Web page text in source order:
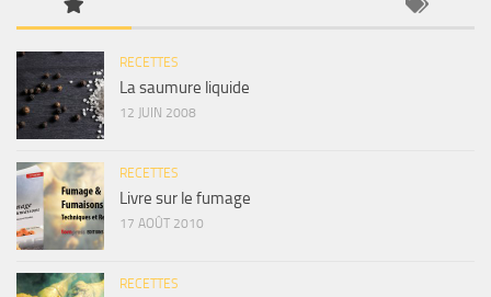
RECETTES
La saumure liquide
12 JUIN 2008
RECETTES
Livre sur le fumage
17 AOÛT 2010
RECETTES